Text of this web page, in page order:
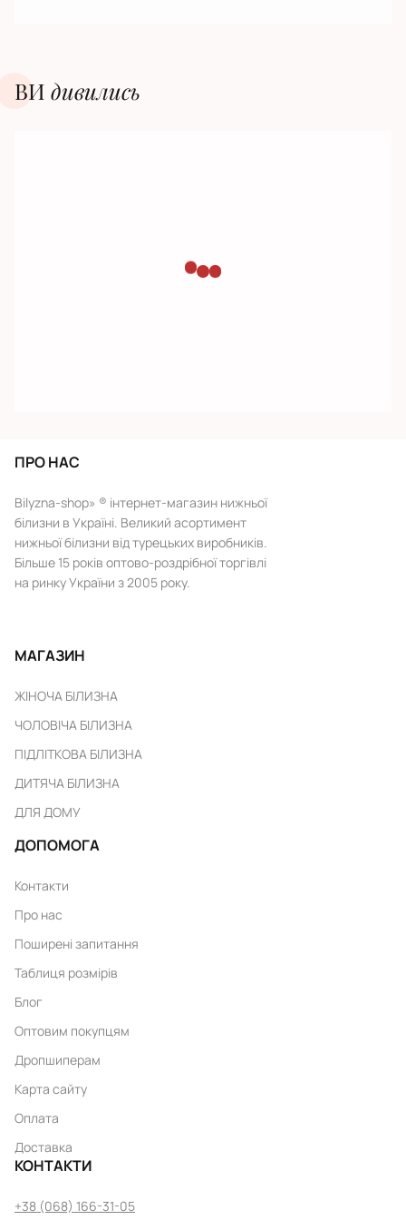
ВИ дивилиcь
ПРО НАС
Bilyzna-shop» ® інтернет-магазин нижньої
білизни в Україні. Великий асортимент
нижньої білизни від турецьких виробників.
Більше 15 років оптово-роздрібної торгівлі
на ринку України з 2005 року.
МАГАЗИН
ЖІНОЧА БІЛИЗНА
ЧОЛОВІЧА БІЛИЗНА
ПІДЛІТКОВА БІЛИЗНА
ДИТЯЧА БІЛИЗНА
ДЛЯ ДОМУ
ДОПОМОГА
Контакти
Про нас
Поширені запитання
Таблиця розмірів
Блог
Оптовим покупцям
Дропшиперам
Карта сайту
Оплата
Доставка
КОНТАКТИ
+38 (068) 166-31-05